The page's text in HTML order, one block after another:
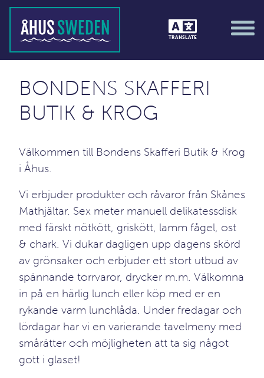
TRANSLATE
BONDENS SKAFFERI
BUTIK & KROG
Välkommen till Bondens Skafferi Butik & Krog
i Åhus.
Vi erbjuder produkter och råvaror från Skånes
Mathjältar. Sex meter manuell delikatessdisk
med färskt nötkött, griskött, lamm fågel, ost
& chark. Vi dukar dagligen upp dagens skörd
av grönsaker och erbjuder ett stort utbud av
spännande torrvaror, drycker m.m. Välkomna
in på en härlig lunch eller köp med er en
rykande varm lunchlåda. Under fredagar och
lördagar har vi en varierande tavelmeny med
smårätter och möjligheten att ta sig något
gott i glaset!